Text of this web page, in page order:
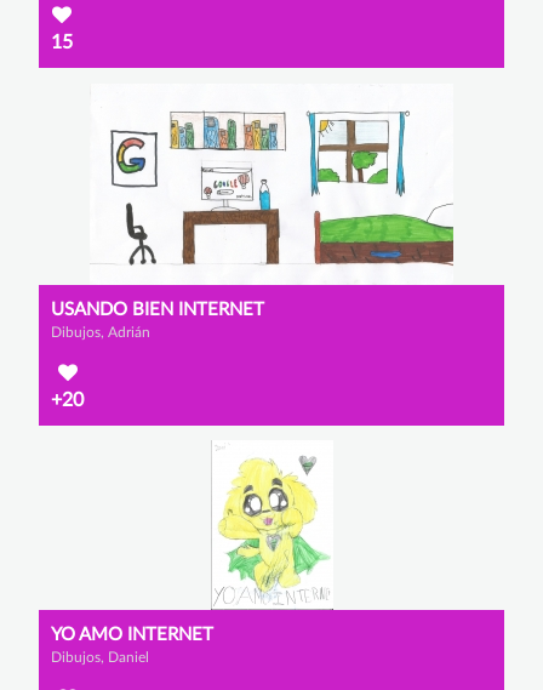
15
USANDO BIEN INTERNET
Dibujos, Adrián
+20
YO AMO INTERNET
Dibujos, Daniel